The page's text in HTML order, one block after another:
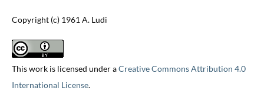
Copyright (c) 1961 A. Ludi
This work is licensed under aCreative Commons Attribution 4.0
International License.